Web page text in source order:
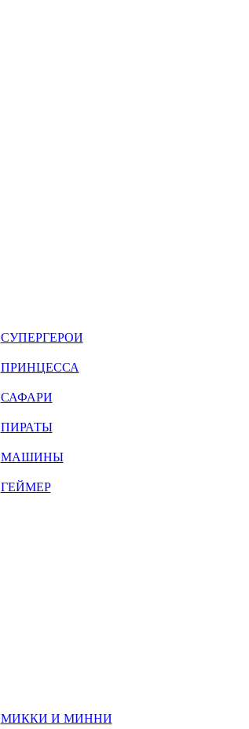
СУПЕРГЕРОИ
ПРИНЦЕССА
САФАРИ
ПИРАТЫ
МАШИНЫ
ГЕЙМЕР
МИККИ И МИННИ